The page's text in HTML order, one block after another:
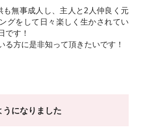
も無事成人し、主人と2人仲良く元
グをして日々楽しく生かされてい
です！
る方に是非知って頂きたいです！
になりました